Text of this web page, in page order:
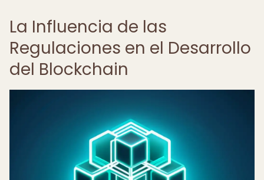
La Influencia de las
Regulaciones en el Desarrollo
del Blockchain